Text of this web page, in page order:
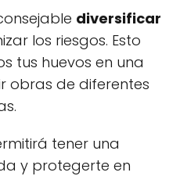
diversificar
los riesgos. Esto
tus huevos en una
obras de diferentes
tener una
y protegerte en